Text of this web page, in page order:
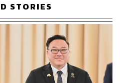
ปด้วยแผ่นเสียงขนาด 12 นิ้ว
รผลิตจะเริ่มต้นหลังจากนี้ และ
อน จึงจะจัดจำหน่ายได้จริงช่วง
STORIES